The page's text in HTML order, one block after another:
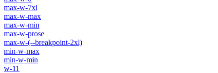
max-w-7xl
max-w-max
max-w-min
max-w-prose
max-w-(--breakpoint-2xl)
min-w-max
min-w-min
w-11